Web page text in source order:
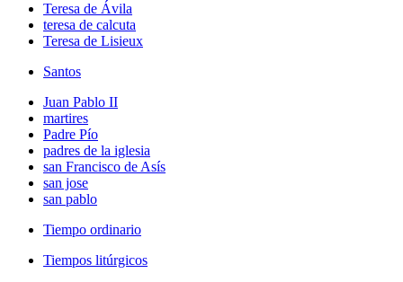
Teresa de Ávila
teresa de calcuta
Teresa de Lisieux
Santos
Juan Pablo II
martires
Padre Pío
padres de la iglesia
san Francisco de Asís
san jose
san pablo
Tiempo ordinario
Tiempos litúrgicos